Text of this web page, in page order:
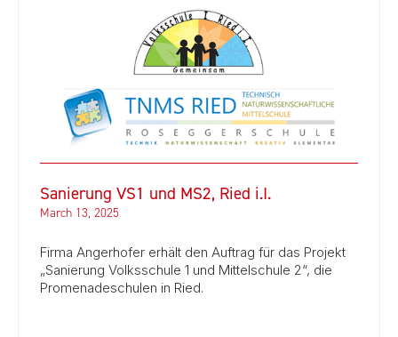
Sanierung VS1 und MS2, Ried i.I.
March 13, 2025
Firma Angerhofer erhält den Auftrag für das Projekt
„Sanierung Volksschule 1 und Mittelschule 2“, die
Promenadeschulen in Ried.